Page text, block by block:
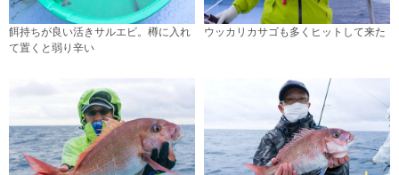
餌持ちが良い活きサルエビ。樽に入れ
て置くと弱り辛い
ウッカリカサゴも多くヒットして来た